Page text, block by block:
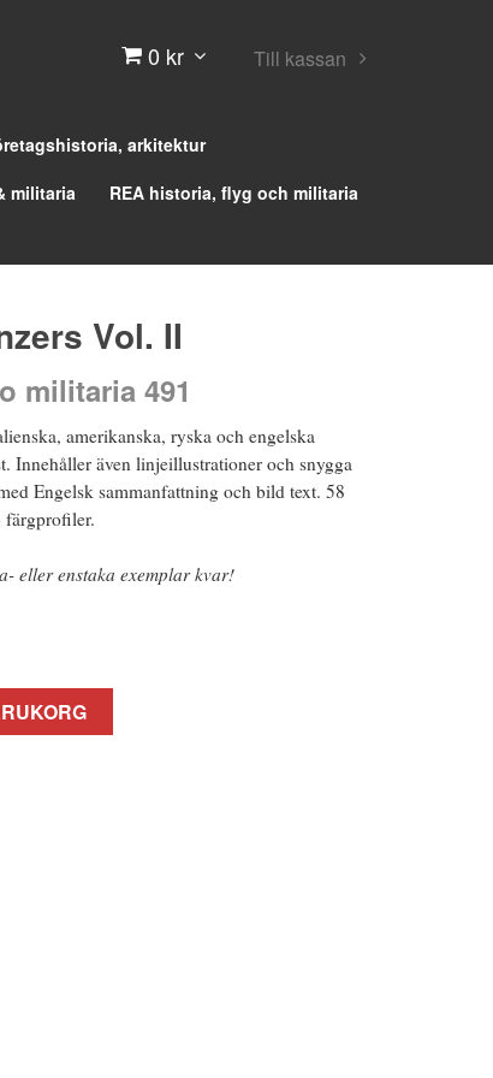
0 kr Till kassan
arkitektur
militaria
REA historia, flyg och militaria
Vol. II
militaria 491
amerikanska, ryska och engelska
Innehåller även linjeillustrationer och snygga
Engelsk sammanfattning och bild text. 58
eller enstaka exemplar kvar!